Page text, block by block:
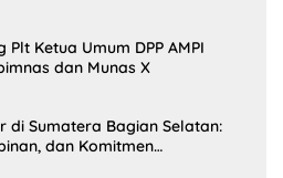
Ketua Umum DPP AMPI
dan Munas X
di Sumatera Bagian Selatan:
dan Komitmen